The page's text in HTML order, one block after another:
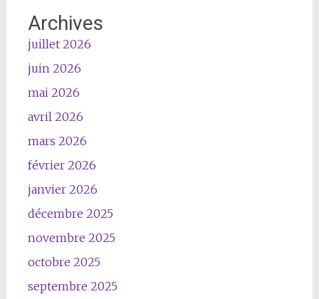
Archives
juillet 2026
juin 2026
mai 2026
avril 2026
mars 2026
février 2026
janvier 2026
décembre 2025
novembre 2025
octobre 2025
septembre 2025